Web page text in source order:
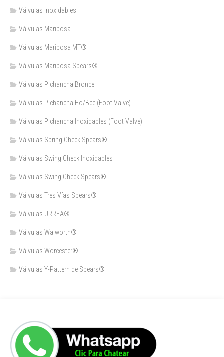
Válvulas Inoxidables
Válvulas Mariposa
Válvulas Mariposa MT®
Válvulas Mariposa Spears®
Válvulas Pichancha Bronce
Válvulas Pichancha Ho/Bce (Foot Valve)
Válvulas Pichancha Inoxidables (Foot Valve)
Válvulas Spring Check Spears®
Válvulas Swing Check Inoxidables
Válvulas Swing Check Spears®
Válvulas Tres Vías Spears®
Válvulas URREA®
Válvulas Walworth®
Válvulas Worcester®
Válvulas Y-Pattern de Spears®️